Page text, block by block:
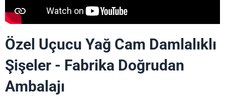
Özel Uçucu Yağ Cam Damlalıklı
Şişeler - Fabrika Doğrudan
Ambalajı